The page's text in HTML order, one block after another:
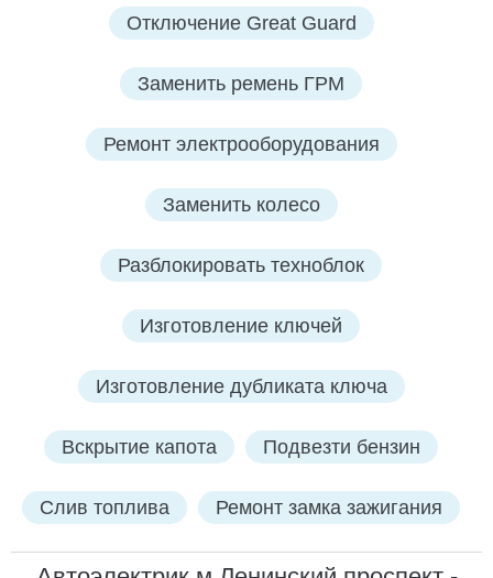
Отключение Great Guard
Заменить ремень ГРМ
Ремонт электрооборудования
Заменить колесо
Разблокировать техноблок
Изготовление ключей
Изготовление дубликата ключа
Вскрытие капота Подвезти бензин
Слив топлива Ремонт замка зажигания